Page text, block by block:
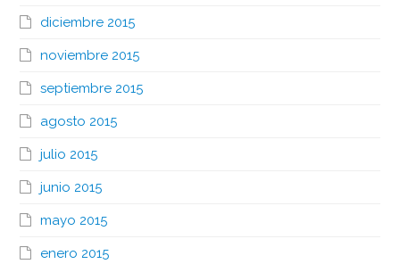
diciembre 2015
noviembre 2015
septiembre 2015
agosto 2015
julio 2015
junio 2015
mayo 2015
enero 2015